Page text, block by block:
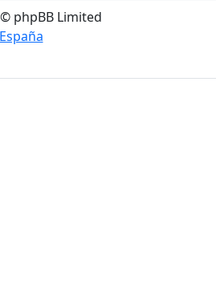
phpBB Limited